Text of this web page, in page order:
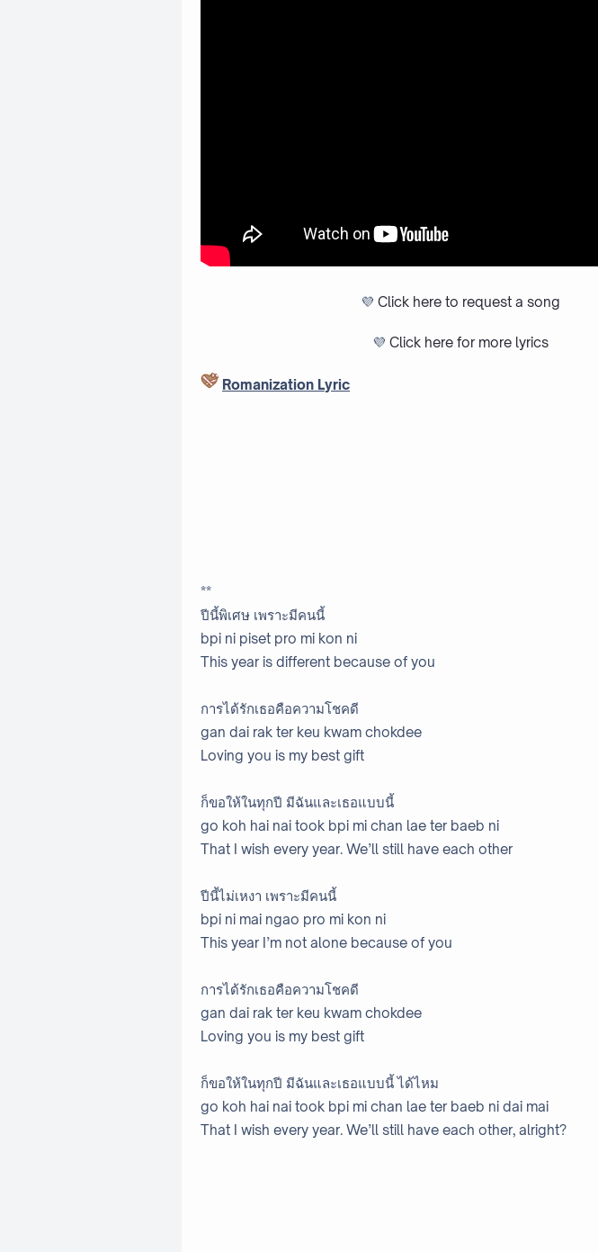
💜 Click here to request a song
💜 Click here for more lyrics
Romanization Lyric
**
ปีนี้พิเศษ เพราะมีคนนี้
bpi ni piset pro mi kon ni
This year is different because of you
การได้รักเธอคือความโชคดี
gan dai rak ter keu kwam chokdee
Loving you is my best gift
ก็ขอให้ในทุกปี มีฉันและเธอแบบนี้
go koh hai nai took bpi mi chan lae ter baeb ni
That I wish every year. We’ll still have each other
ปีนี้ไม่เหงา เพราะมีคนนี้
bpi ni mai ngao pro mi kon ni
This year I’m not alone because of you
การได้รักเธอคือความโชคดี
gan dai rak ter keu kwam chokdee
Loving you is my best gift
ก็ขอให้ในทุกปี มีฉันและเธอแบบนี้ ได้ไหม
go koh hai nai took bpi mi chan lae ter baeb ni dai mai
That I wish every year. We’ll still have each other, alright?